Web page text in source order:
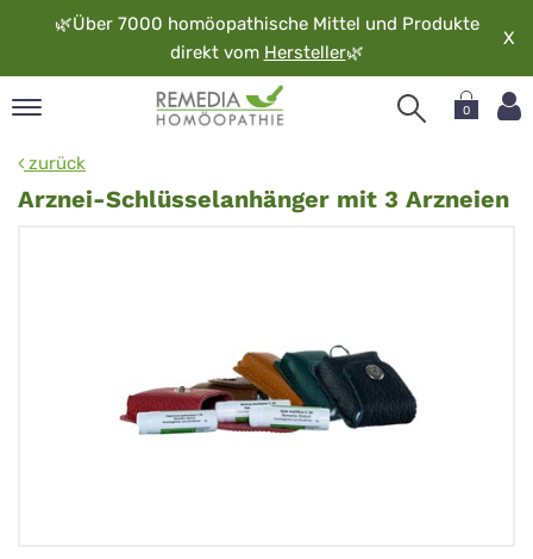
🌿Über 7000 homöopathische Mittel und Produkte
direkt vom Hersteller🌿
X
0
zurück
Arznei-Schlüsselanhänger mit 3 Arzneien